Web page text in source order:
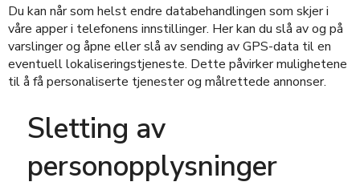
Du kan når som helst endre databehandlingen som skjer i
våre apper i telefonens innstillinger. Her kan du slå av og på
varslinger og åpne eller slå av sending av GPS-data til en
eventuell lokaliseringstjeneste. Dette påvirker mulighetene
til å få personaliserte tjenester og målrettede annonser.
Sletting av
personopplysninger